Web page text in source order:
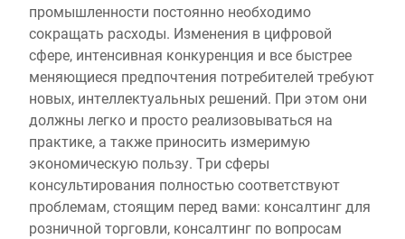
промышленности постоянно необходимо
сокращать расходы. Изменения в цифровой
сфере, интенсивная конкуренция и все быстрее
меняющиеся предпочтения потребителей требуют
новых, интеллектуальных решений. При этом они
должны легко и просто реализовываться на
практике, а также приносить измеримую
экономическую пользу. Три сферы
консультирования полностью соответствуют
проблемам, стоящим перед вами: консалтинг для
розничной торговли, консалтинг по вопросам